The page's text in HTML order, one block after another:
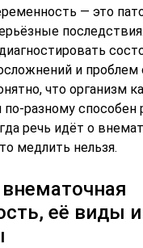
— это
и
что организм
по-разному способен
речь идёт о
медлить нельзя.
её виды и